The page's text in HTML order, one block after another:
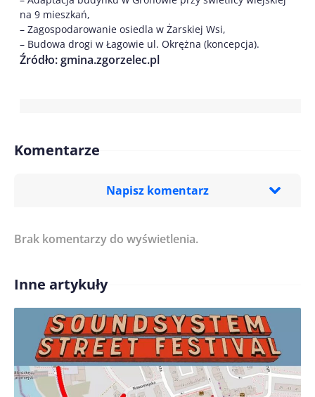
na 9 mieszkań,
– Zagospodarowanie osiedla w Żarskiej Wsi,
– Budowa drogi w Łagowie ul. Okrężna (koncepcja).
Źródło: gmina.zgorzelec.pl
Komentarze
Napisz komentarz
Treść komentarza*
Imię/ Nick*
Brak komentarzy do wyświetlenia.
Inne artykuły